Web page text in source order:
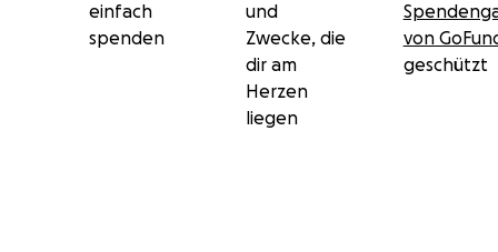
einfach
spenden
und
Zwecke, die
dir am
Herzen
liegen
von
geschützt